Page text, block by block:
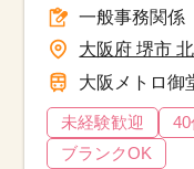
一般事務関係
大阪府 堺市
大阪メトロ御
未経験歓迎 40
ブランクOK